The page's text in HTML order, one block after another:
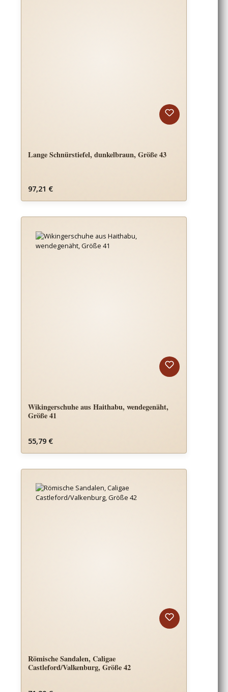
Lange Schnürstiefel, dunkelbraun, Größe 43
Regulärer Preis:
97,21 €
Wikingerschuhe aus Haithabu, wendegenäht,
Größe 41
Regulärer Preis:
55,79 €
Römische Sandalen, Caligae
Castleford/Valkenburg, Größe 42